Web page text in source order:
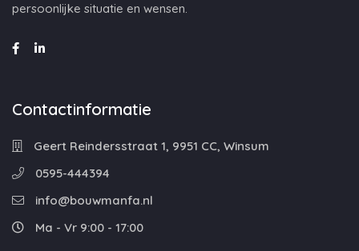
persoonlijke situatie en wensen.
Contactinformatie
Geert Reindersstraat 1, 9951 CC, Winsum
0595-444394
info@bouwmanfa.nl
Ma - Vr 9:00 - 17:00